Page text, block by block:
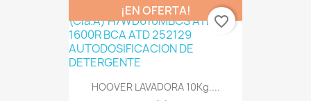
HOOVER LAVADORA 10Kg....
¡EN OFERTA!
favorite_border